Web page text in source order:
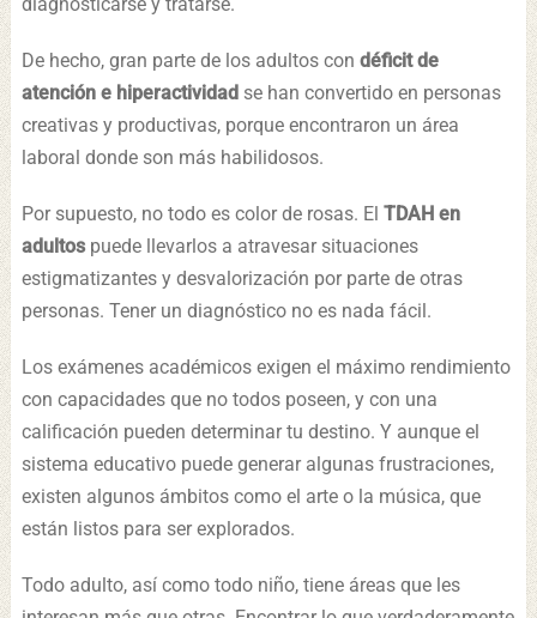
De hecho, gran parte de los adultos con déficit de
atención e hiperactividadse han convertido en personas
creativas y productivas, porque encontraron un área
laboral donde son más habilidosos.
Por supuesto, no todo es color de rosas. El TDAH en
adultospuede llevarlos a atravesar situaciones
estigmatizantes y desvalorización por parte de otras
personas. Tener un diagnóstico no es nada fácil.
Los exámenes académicos exigen el máximo rendimiento
con capacidades que no todos poseen, y con una
calificación pueden determinar tu destino. Y aunque el
sistema educativo puede generar algunas frustraciones,
existen algunos ámbitos como el arte o la música, que
están listos para ser explorados.
Todo adulto, así como todo niño, tiene áreas que les